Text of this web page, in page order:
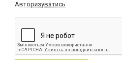
Авторизуватись